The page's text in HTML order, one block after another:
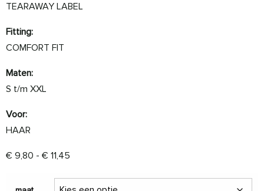
TEARAWAY LABEL
Fitting:
COMFORT FIT
Maten:
S t/m XXL
Voor:
HAAR
€ 9,80 - € 11,45